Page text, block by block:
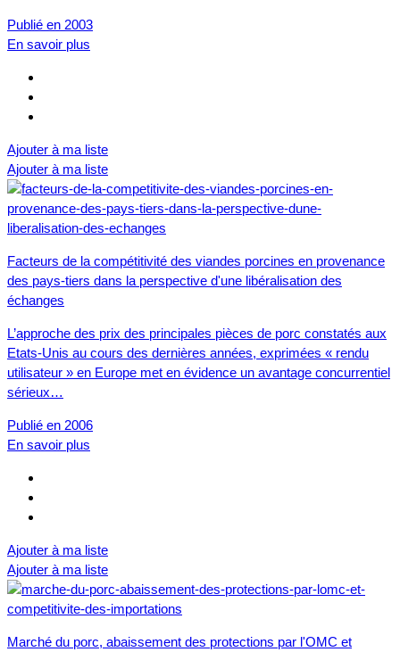
Publié en 2003
En savoir plus
Ajouter à ma liste
Ajouter à ma liste
Facteurs de la compétitivité des viandes porcines en provenance
des pays-tiers dans la perspective d'une libéralisation des
échanges
L’approche des prix des principales pièces de porc constatés aux
Etats-Unis au cours des dernières années, exprimées « rendu
utilisateur » en Europe met en évidence un avantage concurrentiel
sérieux…
Publié en 2006
En savoir plus
Ajouter à ma liste
Ajouter à ma liste
Marché du porc, abaissement des protections par l'OMC et